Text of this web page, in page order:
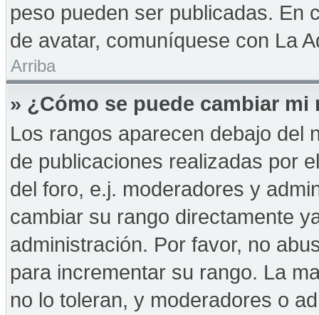
peso pueden ser publicadas. En
de avatar, comuníquese con La
Arriba
» ¿Cómo se puede cambiar mi
Los rangos aparecen debajo del
de publicaciones realizadas por
del foro, e.j. moderadores y
cambiar su rango directamente
administración. Por favor, no
para incrementar su rango. La
no lo toleran, y moderadores o